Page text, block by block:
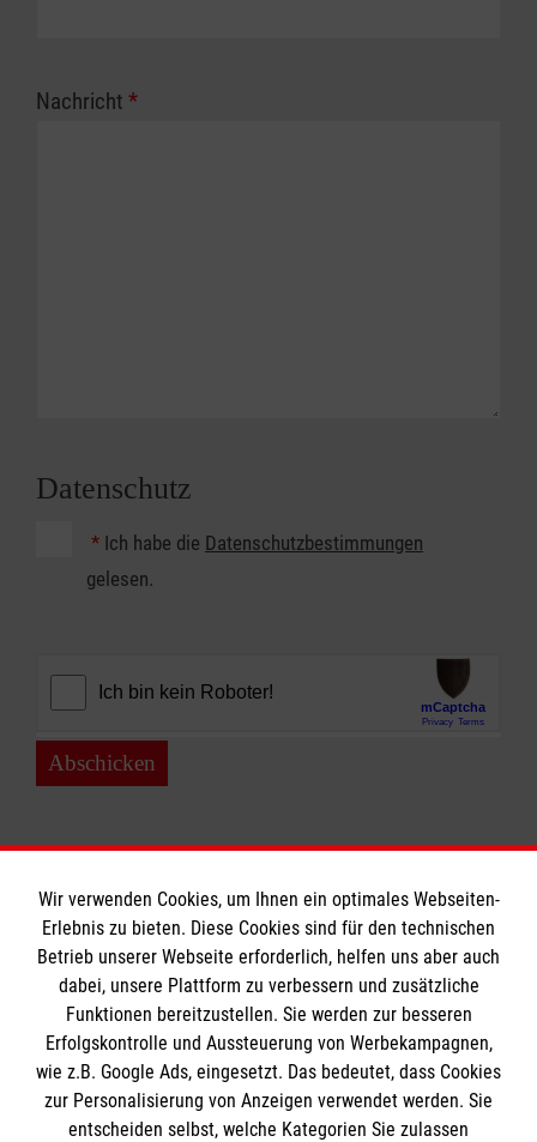
Nachricht *
Datenschutz
* Ich habe die Datenschutzbestimmungen
gelesen.
Abschicken
Informationen
Impressum
Datenschutz
Barrierefreiheit
Die Malteser
Wir verwenden Cookies, um Ihnen ein optimales Webseiten-
Erlebnis zu bieten. Diese Cookies sind für den technischen
Betrieb unserer Webseite erforderlich, helfen uns aber auch
dabei, unsere Plattform zu verbessern und zusätzliche
Funktionen bereitzustellen. Sie werden zur besseren
Erfolgskontrolle und Aussteuerung von Werbekampagnen,
wie z.B. Google Ads, eingesetzt. Das bedeutet, dass Cookies
zur Personalisierung von Anzeigen verwendet werden. Sie
entscheiden selbst, welche Kategorien Sie zulassen